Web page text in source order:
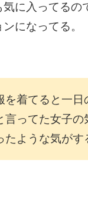
に入ってるの
になってる。
を着てると一
言ってた女子の
ような気がす